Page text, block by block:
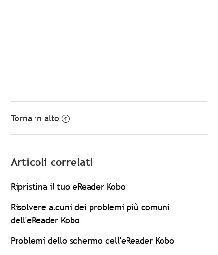
Torna in alto
Articoli correlati
Ripristina il tuo eReader Kobo
Risolvere alcuni dei problemi più comuni
dell'eReader Kobo
Problemi dello schermo dell'eReader Kobo